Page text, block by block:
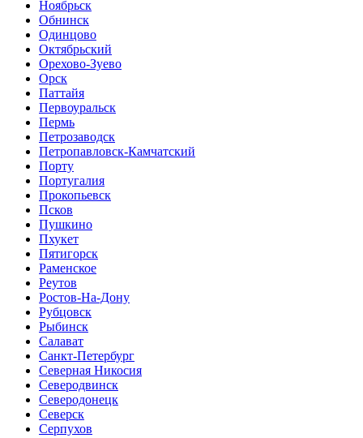
Ноябрьск
Обнинск
Одинцово
Октябрьский
Орехово-Зуево
Орск
Паттайя
Первоуральск
Пермь
Петрозаводск
Петропавловск-Камчатский
Порту
Португалия
Прокопьевск
Псков
Пушкино
Пхукет
Пятигорск
Раменское
Реутов
Ростов-На-Дону
Рубцовск
Рыбинск
Салават
Санкт-Петербург
Северная Никосия
Северодвинск
Северодонецк
Северск
Серпухов